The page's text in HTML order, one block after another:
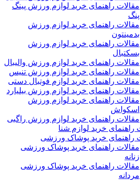
مقالات راهنمای خرید لوازم ورزش پینگ
پنگ
مقالات راهنمای خرید لوازم ورزش
بدمینتون
مقالات راهنمای خرید لوازم ورزش
بسکتبال
مقالات راهنمای خرید لوازم ورزش والیبال
مقالات راهنمای خرید لوازم ورزش تنیس
مقالات راهنمای خرید لوازم فوتبال دستی
مقالات راهنمای خرید لوازم ورزش بیلیارد
مقالات راهنمای خرید لوازم ورزش
اسکواش
مقالات راهنمای خرید لوازم ورزش راگبی
راهنمای خرید لوازم شنا
راهنمای خرید پوشاک ورزشی
مقالات راهنمای خرید پوشاک ورزشی
زنانه
مقالات راهنمای خرید پوشاک ورزشی
مردانه